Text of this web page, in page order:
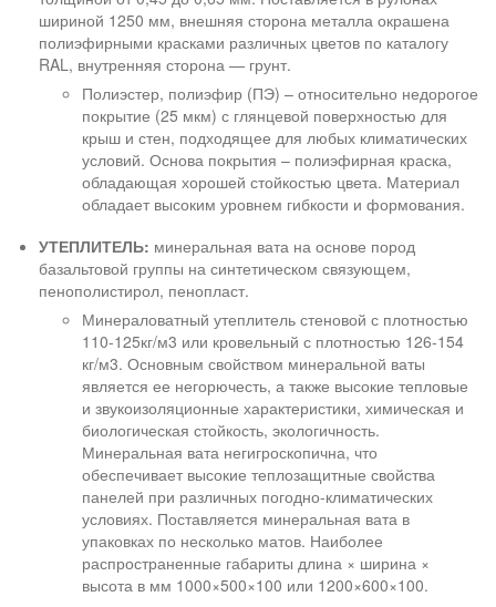
шириной 1250 мм, внешняя сторона металла окрашена
полиэфирными красками различных цветов по каталогу
RAL, внутренняя сторона — грунт.
Полиэстер, полиэфир (ПЭ) – относительно недорогое
покрытие (25 мкм) с глянцевой поверхностью для
крыш и стен, подходящее для любых климатических
условий. Основа покрытия – полиэфирная краска,
обладающая хорошей стойкостью цвета. Материал
обладает высоким уровнем гибкости и формования.
УТЕПЛИТЕЛЬ: минеральная вата на основе пород
базальтовой группы на синтетическом связующем,
пенополистирол, пенопласт.
Минераловатный утеплитель стеновой с плотностью
110-125кг/м3 или кровельный с плотностью 126-154
кг/м3. Основным свойством минеральной ваты
является ее негорючесть, а также высокие тепловые
и звукоизоляционные характеристики, химическая и
биологическая стойкость, экологичность.
Минеральная вата негигроскопична, что
обеспечивает высокие теплозащитные свойства
панелей при различных погодно-климатических
условиях. Поставляется минеральная вата в
упаковках по несколько матов. Наиболее
распространенные габариты длина × ширина ×
высота в мм 1000×500×100 или 1200×600×100.